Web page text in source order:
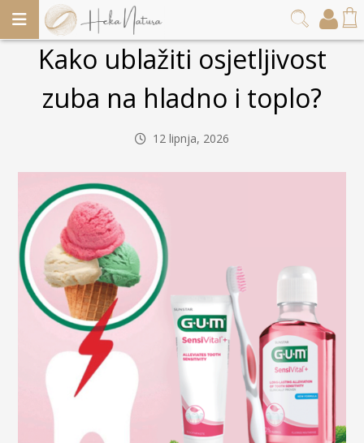
Kako ublažiti osjetljivost
zuba na hladno i toplo?
12 lipnja, 2026